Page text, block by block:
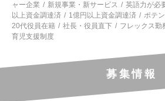
ャー企業
新規事業・新サービス 英語力が必
以上資金調達済
1億円以上資金調達済
ポテ
20代役員在籍
社長・役員直下 フレックス勤
育児支援制度
募集情報